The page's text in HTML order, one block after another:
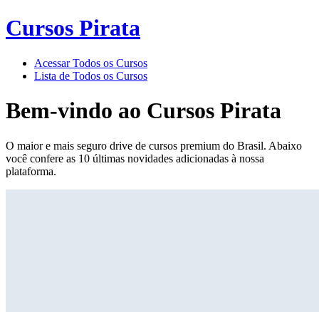
Cursos Pirata
Acessar Todos os Cursos
Lista de Todos os Cursos
Bem-vindo ao Cursos Pirata
O maior e mais seguro drive de cursos premium do Brasil. Abaixo
você confere as 10 últimas novidades adicionadas à nossa
plataforma.